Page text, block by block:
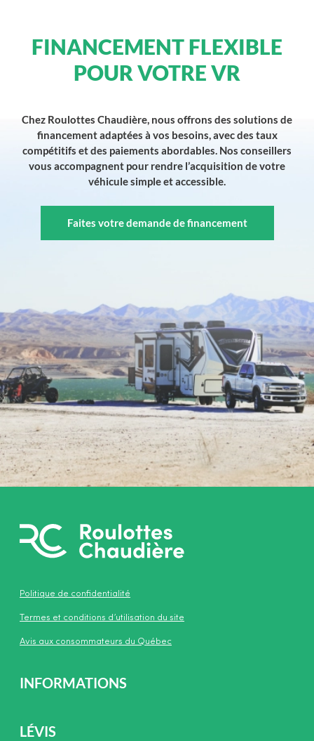
FINANCEMENT FLEXIBLE
POUR VOTRE VR
Chez Roulottes Chaudière, nous offrons des solutions de
financement adaptées à vos besoins, avec des taux
compétitifs et des paiements abordables. Nos conseillers
vous accompagnent pour rendre l’acquisition de votre
véhicule simple et accessible.
Faites votre demande de financement
Politique de confidentialité
Termes et conditions d’utilisation du site
Avis aux consommateurs du Québec
INFORMATIONS
LÉVIS